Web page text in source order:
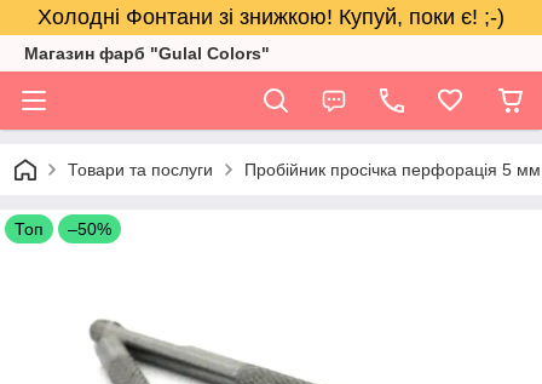
Холодні Фонтани зі знижкою! Купуй, поки є! ;-)
Магазин фарб "Gulal Colors"
Товари та послуги Пробійник просічка перфорація 5
Топ –50%